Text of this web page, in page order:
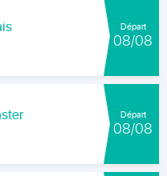
Départ
08/08
Départ
08/08